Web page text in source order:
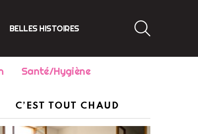
BELLES HISTOIRES
Santé/Hygiène
C’EST TOUT CHAUD